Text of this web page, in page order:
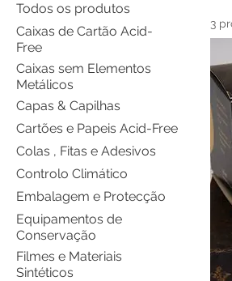
Todos os produtos
Caixas de Cartão Acid-
Free
Caixas sem Elementos
Metálicos
Capas & Capilhas
Cartões e Papeis Acid-Free
Colas , Fitas e Adesivos
Controlo Climático
Embalagem e Protecção
Equipamentos de
Conservação
Filmes e Materiais
Sintéticos
3